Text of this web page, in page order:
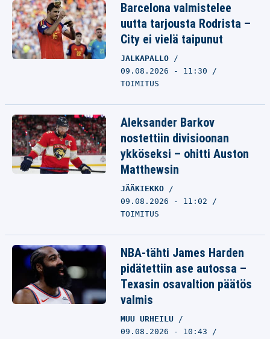
Barcelona valmistelee
uutta tarjousta Rodrista –
City ei vielä taipunut
JALKAPALLO
09.08.2026 - 11:30
TOIMITUS
Aleksander Barkov
nostettiin divisioonan
ykköseksi – ohitti Auston
Matthewsin
JÄÄKIEKKO
09.08.2026 - 11:02
TOIMITUS
NBA-tähti James Harden
pidätettiin ase autossa –
Texasin osavaltion päätös
valmis
MUU URHEILU
09.08.2026 - 10:43